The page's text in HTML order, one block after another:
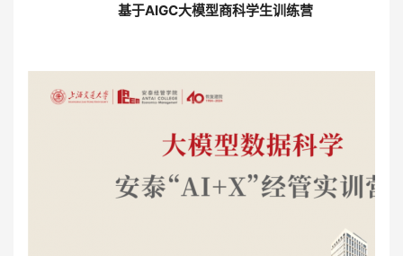
基于AIGC大模型商科学生训练营